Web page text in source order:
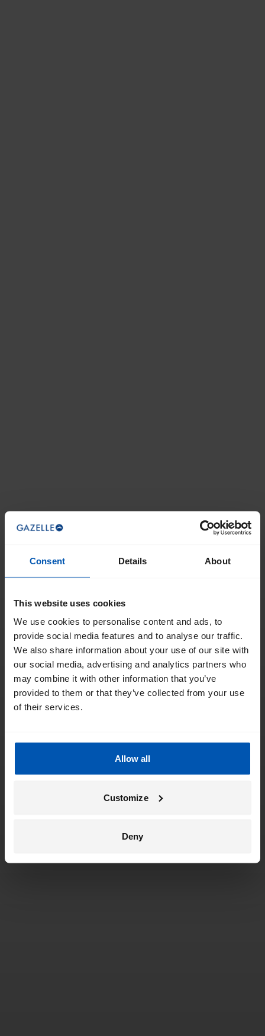
Consent Details About
This website uses cookies
We use cookies to personalise content and ads, to
provide social media features and to analyse our traffic.
We also share information about your use of our site with
our social media, advertising and analytics partners who
may combine it with other information that you’ve
provided to them or that they’ve collected from your use
of their services.
Allow all
Customize
Deny